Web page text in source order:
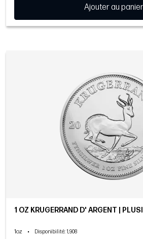
Ajouter au panier
1 OZ KRUGERRAND D' ARGENT |
1oz • Disponibilité: 1,908